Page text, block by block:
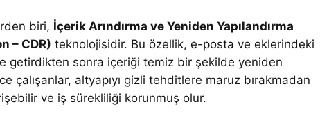
biri, İçerik Arındırma ve Yeniden Yapılandırma
– CDR) teknolojisidir. Bu özellik, e-posta ve eklerindeki
getirdikten sonra içeriği temiz bir şekilde yeniden
çalışanlar, altyapıyı gizli tehditlere maruz bırakmadan
ve iş sürekliliği korunmuş olur.